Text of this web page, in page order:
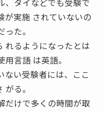
が実施 されていないの
た。
れるようになったとは
言語 は英語。
ない受験者には、ここ
る。
だけで多くの時間が取